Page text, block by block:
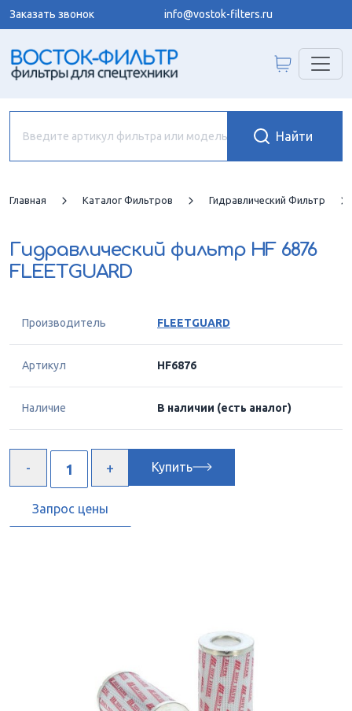
Заказать звонок info@vostok-filters.ru
Главная Каталог Фильтров Гидравлический Фильтр
Гидравлический фильтр HF 6876
FLEETGUARD
Производитель FLEETGUARD
Артикул HF6876
Наличие В наличии (есть аналог)
Купить
Запрос цены